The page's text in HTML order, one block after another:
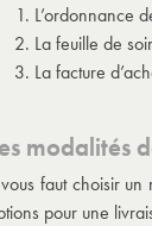
L’ordonnance
La feuille de
La facture
modalités
faut choisir
pour une